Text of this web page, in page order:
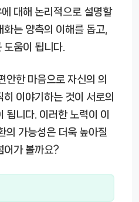
대해 논리적으로 설명할
는 양측의 이해를 돕고,
도움이 됩니다.
안한 마음으로 자신의 의
이야기하는 것이 서로의
됩니다. 이러한 노력이 이
의 가능성은 더욱 높아질
어가 볼까요?